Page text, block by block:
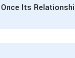
Its